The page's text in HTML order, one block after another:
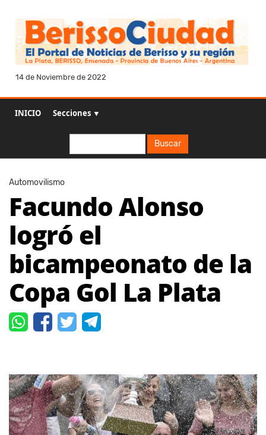
14 de Noviembre de 2022
INICIO Secciones ▼
Buscar
Automovilismo
Facundo Alonso
logró el
bicampeonato de la
Copa Gol La Plata